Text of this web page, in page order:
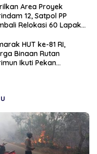
Area Proyek
12, Satpol PP
Relokasi 60 Lapak
HUT ke-81 RI,
Binaan Rutan
Ikuti Pekan